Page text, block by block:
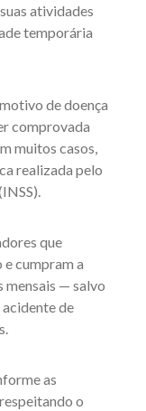
atividades
temporária
de doença
comprovada
muitos casos,
realizada pelo
que
e cumpram a
mensais — salvo
de
as
o